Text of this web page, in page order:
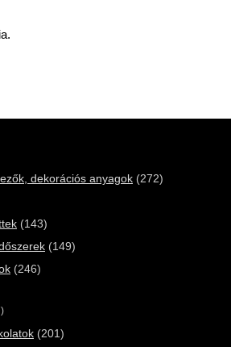
dekorációs anyagok (272)
(143)
(149)
(246)
(201)